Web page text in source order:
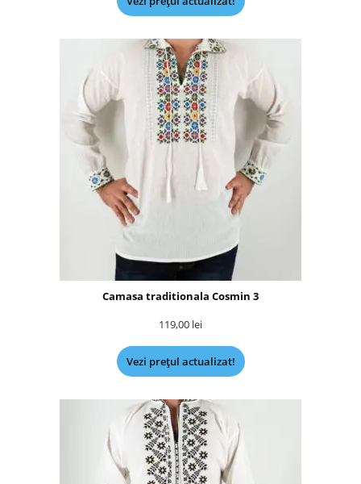
Camasa traditionala Cosmin 3
119,00 lei
Vezi prețul actualizat!